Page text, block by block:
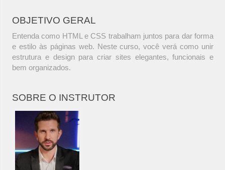
OBJETIVO GERAL
Entenda como HTML e CSS trabalham juntos para dar forma
e estilo às páginas web. Neste curso, você verá como unir
estrutura e design para criar sites elegantes, funcionais e
bem organizados.
SOBRE O INSTRUTOR